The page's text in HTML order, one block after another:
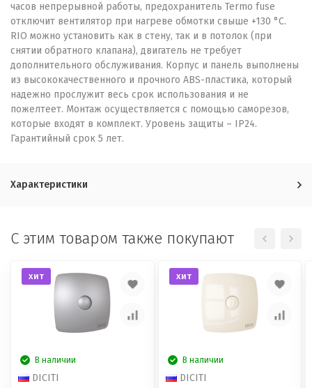
часов непрерывной работы, предохранитель Termo fuse
отключит вентилятор при нагреве обмотки свыше +130 °C.
RIO можно установить как в стену, так и в потолок (при
снятии обратного клапана), двигатель не требует
дополнительного обслуживания. Корпус и панель выполнены
из высококачественного и прочного ABS-пластика, который
надежно прослужит весь срок использования и не
пожелтеет. Монтаж осуществляется с помощью саморезов,
которые входят в комплект. Уровень защиты – IP24.
Гарантийный срок 5 лет.
Характеристики
C этим товаром также покупают
хит
В наличии
DICITI
хит
В наличии
DICITI